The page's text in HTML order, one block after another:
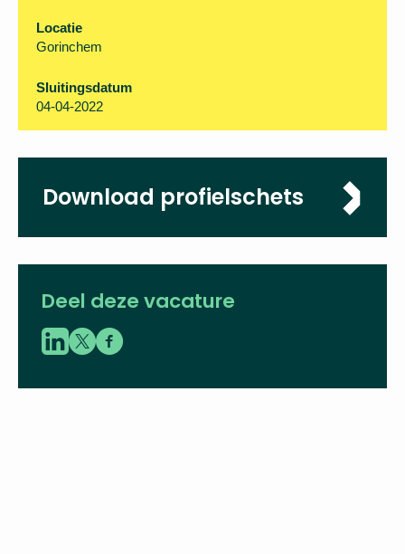
SWV Driegang
Gorinchem
Sluitingsdatum
Download
profielschets